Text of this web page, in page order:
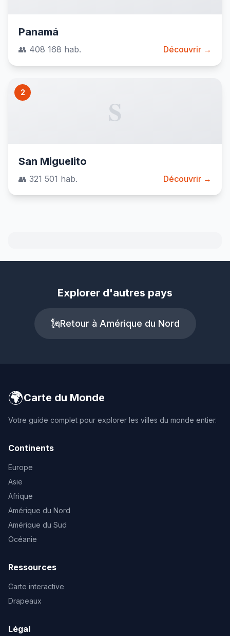
Panamá
👥 408 168 hab. Découvrir →
2
S
San Miguelito
👥 321 501 hab. Découvrir →
Explorer d'autres pays
🗽Retour à Amérique du Nord
🌍Carte du Monde
Votre guide complet pour explorer les villes du monde entier.
Continents
Europe
Asie
Afrique
Amérique du Nord
Amérique du Sud
Océanie
Ressources
Carte interactive
Drapeaux
Légal